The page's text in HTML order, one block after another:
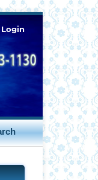
Login